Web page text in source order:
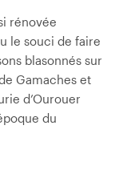
rénovée
le souci de faire
blasonnés sur
Gamaches et
d’Ourouer
du